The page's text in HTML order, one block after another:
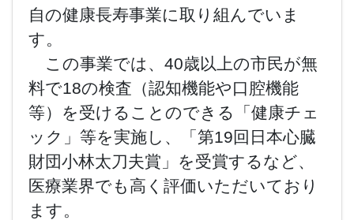
自の健康長寿事業に取り組んでいま
す。
この事業では、40歳以上の市民が無
料で18の検査（認知機能や口腔機能
等）を受けることのできる「健康チェ
ック」等を実施し、「第19回日本心臓
財団小林太刀夫賞」を受賞するなど、
医療業界でも高く評価いただいており
ます。